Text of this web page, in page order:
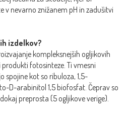
v nevarno znižanem pH in zadušitvi
izdelkov?
kompleksnejših ogljikovih
fotosinteze. Ti vmesni
spojine kot so ribuloza, 1,5-
D-arabinitol 1,5 biofosfat. Čeprav so
preprosta (5 ogljikove verige).